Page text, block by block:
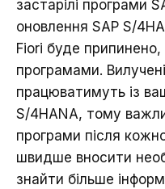
застарілі програми
оновлення SAP S/
Fiori буде припинено,
програмами.
працюватимуть із
S/4HANA, тому
програми після
швидше вносити
знайти більше